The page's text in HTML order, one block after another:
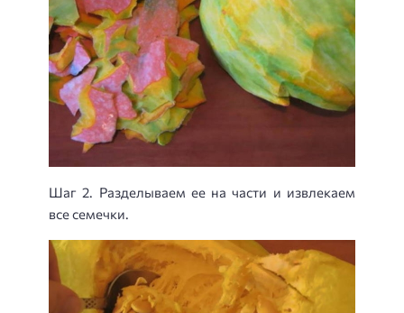
Шаг 2. Разделываем ее на части и извлекаем
все семечки.